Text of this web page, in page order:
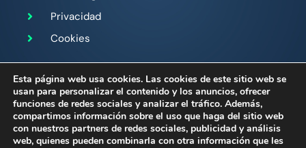
Privacidad
Cookies
Sígueme en:
Esta página web usa cookies. Las cookies de este sitio web se
usan para personalizar el contenido y los anuncios, ofrecer
funciones de redes sociales y analizar el tráfico. Además,
compartimos información sobre el uso que haga del sitio web
con nuestros partners de redes sociales, publicidad y análisis
web, quienes pueden combinarla con otra información que les